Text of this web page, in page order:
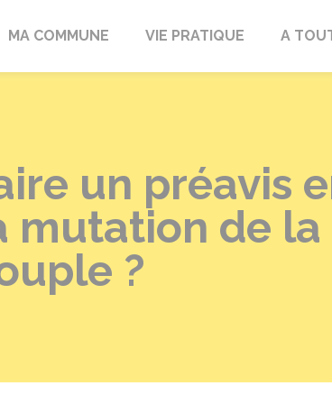
du-Gâtinais
MA COMMUNE VIE PRATIQUE A
un préavis
mutation de
?